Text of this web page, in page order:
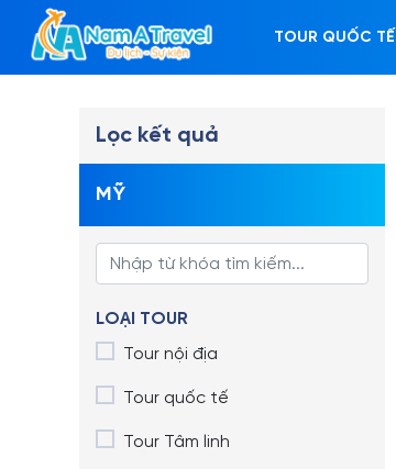
TOUR QUỐC TẾ
Lọc kết quả
MỸ
LOẠI TOUR
Tour nội địa
Tour quốc tế
Tour Tâm linh